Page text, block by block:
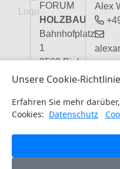
FORUM
HOLZBAU
Bahnhofplatz
1
2502 Biel,
Schweiz
Schweiz
Katja Rossel
+41 32
Alex